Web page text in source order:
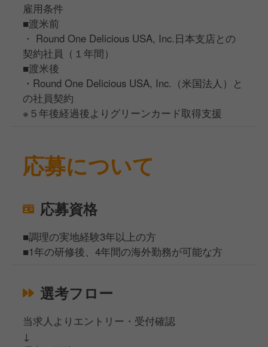
雇用条件
■渡米前
・ Round One Delicious USA, Inc.日本支店との
契約社員（１年間）
■渡米後
・Round One Delicious USA, Inc.（米国法人）と
の社員契約
※５年後経過後よりグリーンカード取得支援
応募について
応募資格
■調理の実地経験3年以上の方
■1年の研修後、4年間の海外勤務が可能な方
選考フロー
当求人よりエントリー・受付確認
↓